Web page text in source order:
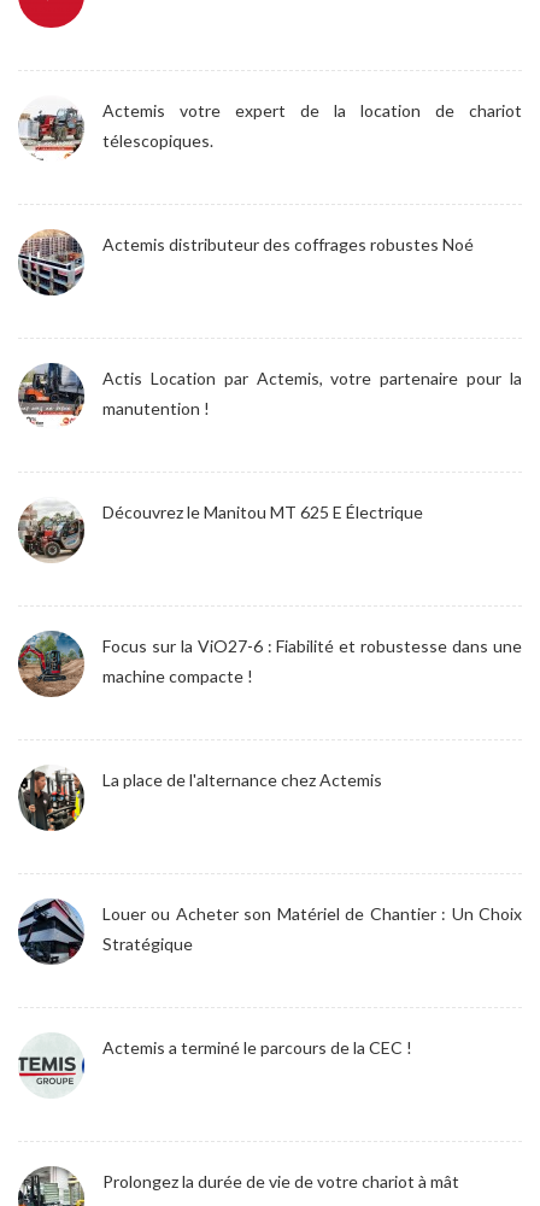
Actemis votre expert de la location de chariot
télescopiques.
Actemis distributeur des coffrages robustes Noé
Actis Location par Actemis, votre partenaire pour la
manutention !
Découvrez le Manitou MT 625 E Électrique
Focus sur la ViO27-6 : Fiabilité et robustesse dans une
machine compacte !
La place de l'alternance chez Actemis
Louer ou Acheter son Matériel de Chantier : Un Choix
Stratégique
Actemis a terminé le parcours de la CEC !
Prolongez la durée de vie de votre chariot à mât